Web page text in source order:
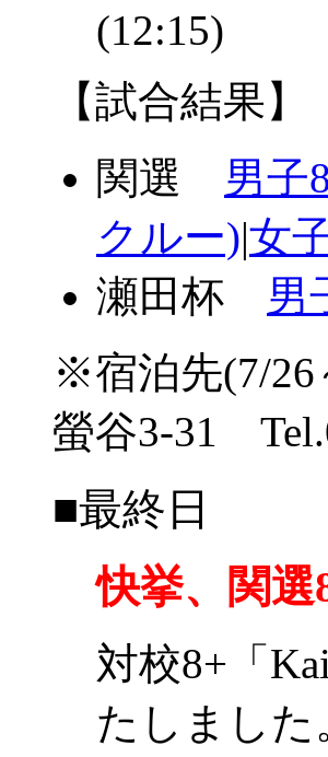
(12:15)
【試合結果】
関選 男子
クルー)|女
瀬田杯 男
※宿泊先(7/
螢谷3-31
■最終日
快挙、関
対校8+「
たしました